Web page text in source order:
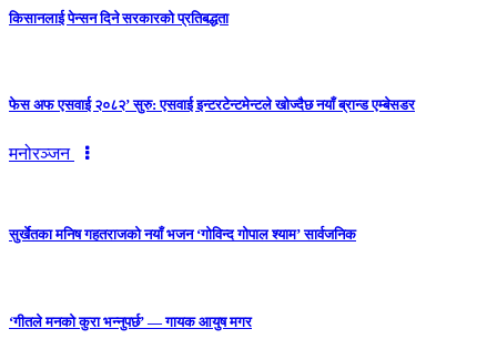
किसानलाई पेन्सन दिने सरकारको प्रतिबद्धता
फेस अफ एसवाई २०८२’ सुरु: एसवाई इन्टरटेन्टमेन्टले खोज्दैछ नयाँ ब्रान्ड एम्बेसडर
मनोरञ्जन
सुर्खेतका मनिष गहतराजको नयाँ भजन ‘गोविन्द गोपाल श्याम’ सार्वजनिक
‘गीतले मनको कुरा भन्नुपर्छ’ — गायक आयुष मगर